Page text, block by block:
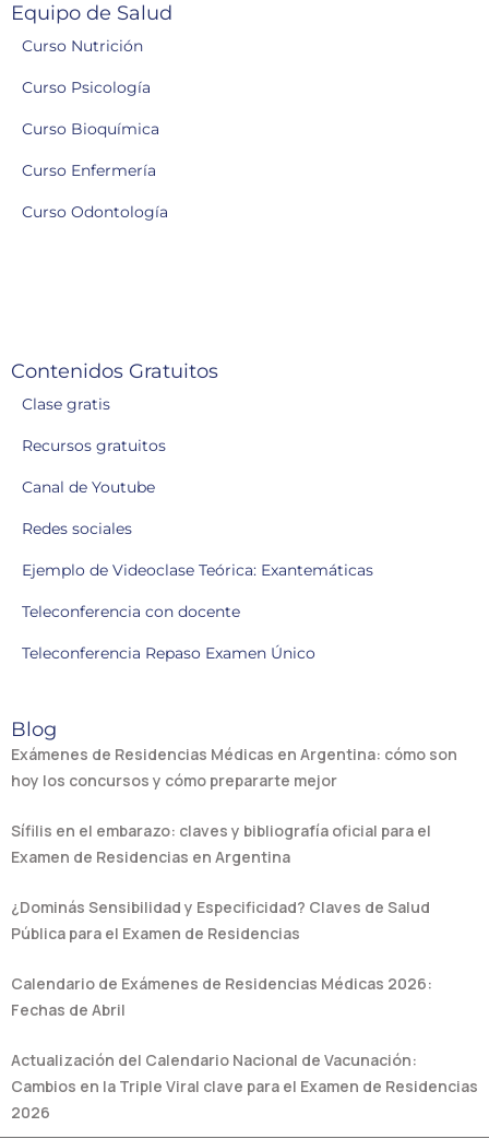
Equipo de Salud
Curso Nutrición
Curso Psicología
Curso Bioquímica
Curso Enfermería
Curso Odontología
Contenidos Gratuitos
Clase gratis
Recursos gratuitos
Canal de Youtube
Redes sociales
Ejemplo de Videoclase Teórica: Exantemáticas
Teleconferencia con docente
Teleconferencia Repaso Examen Único
Blog
Exámenes de Residencias Médicas en Argentina: cómo son
hoy los concursos y cómo prepararte mejor
Sífilis en el embarazo: claves y bibliografía oficial para el
Examen de Residencias en Argentina
¿Dominás Sensibilidad y Especificidad? Claves de Salud
Pública para el Examen de Residencias
Calendario de Exámenes de Residencias Médicas 2026:
Fechas de Abril
Actualización del Calendario Nacional de Vacunación:
Cambios en la Triple Viral clave para el Examen de Residencias
2026